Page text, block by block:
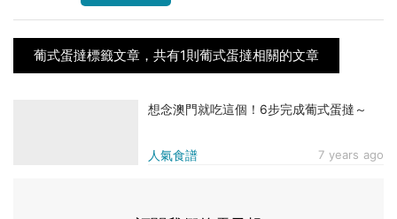
葡式蛋撻標籤文章，共有1則葡式蛋撻相關的文章
人氣食譜 7 years ago
想念澳門就吃這個！6步完成葡式蛋撻～